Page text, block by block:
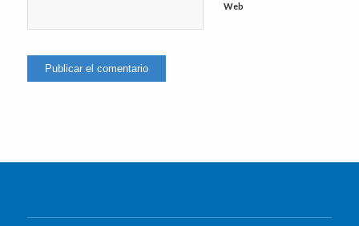
Web